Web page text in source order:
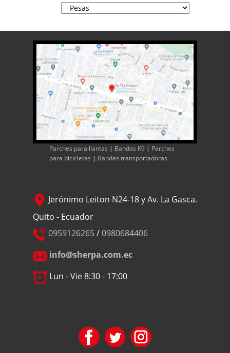
Parches para llantas | Bandas K9 | Parches
para bicicletas | Bandas transportadoras
Jerónimo Leiton N24-18 y Av. La Gasca.
Quito - Ecuador
0959126265/0980684406
info@sherpa.com.ec
Lun - Vie 8:30 - 17:00